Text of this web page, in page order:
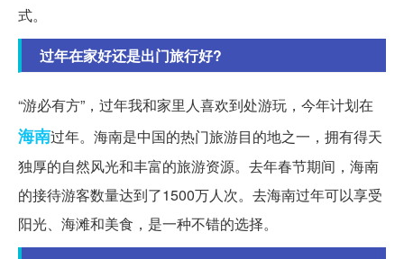
式。
过年在家好还是出门旅行好?
“游必有方”，过年我和家里人喜欢到处游玩，今年计划在
海南过年。海南是中国的热门旅游目的地之一，拥有得天
独厚的自然风光和丰富的旅游资源。去年春节期间，海南
的接待游客数量达到了1500万人次。去海南过年可以享受
阳光、海滩和美食，是一种不错的选择。